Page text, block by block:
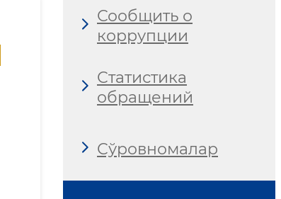
Сообщить о
коррупции
Статистика
обращений
Сўровномалар